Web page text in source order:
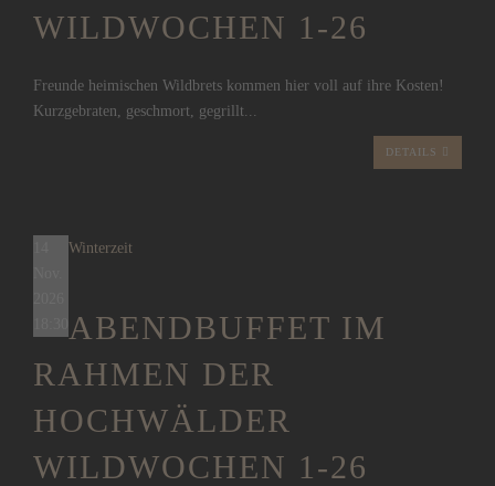
WILDWOCHEN 1-26
Freunde heimischen Wildbrets kommen hier voll auf ihre Kosten!
Kurzgebraten, geschmort, gegrillt...
DETAILS
Winterzeit
ABENDBUFFET IM
RAHMEN DER
HOCHWÄLDER
WILDWOCHEN 1-26